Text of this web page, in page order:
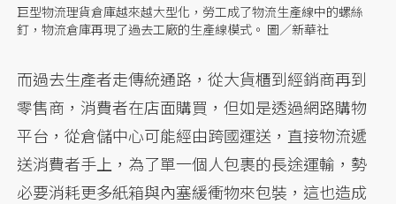
巨型物流理貨倉庫越來越大型化，勞工成了物流生產線中的螺絲
釘，物流倉庫再現了過去工廠的生產線模式。 圖／新華社
而過去生產者走傳統通路，從大貨櫃到經銷商再到
零售商，消費者在店面購買，但如是透過網路購物
平台，從倉儲中心可能經由跨國運送，直接物流遞
送消費者手上，為了單一個人包裹的長途運輸，勢
必要消耗更多紙箱與內塞緩衝物來包裝，這也造成